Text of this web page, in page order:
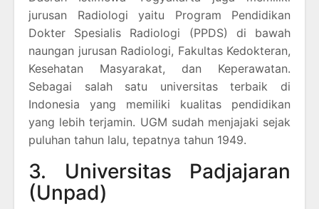
jurusan Radiologi yaitu Program Pendidikan
Dokter Spesialis Radiologi (PPDS) di bawah
naungan jurusan Radiologi, Fakultas Kedokteran,
Kesehatan Masyarakat, dan Keperawatan.
Sebagai salah satu universitas terbaik di
Indonesia yang memiliki kualitas pendidikan
yang lebih terjamin. UGM sudah menjajaki sejak
puluhan tahun lalu, tepatnya tahun 1949.
3. Universitas Padjajaran
(Unpad)